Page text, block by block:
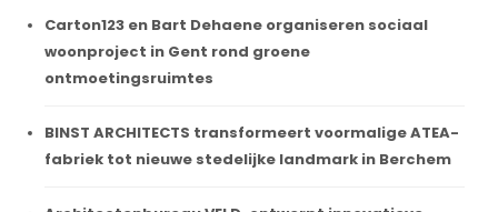
Carton123 en Bart Dehaene organiseren sociaal
woonproject in Gent rond groene
ontmoetingsruimtes
BINST ARCHITECTS transformeert voormalige ATEA-
fabriek tot nieuwe stedelijke landmark in Berchem